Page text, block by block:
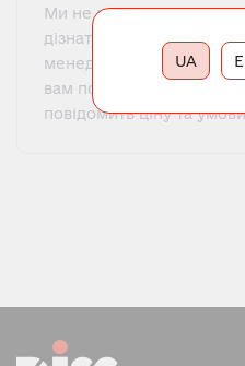
Ми не пропонуємо
дізнатися ціну, потрібно
менеджером,
вам потрібно і для яких
повідомить ціну та
UA